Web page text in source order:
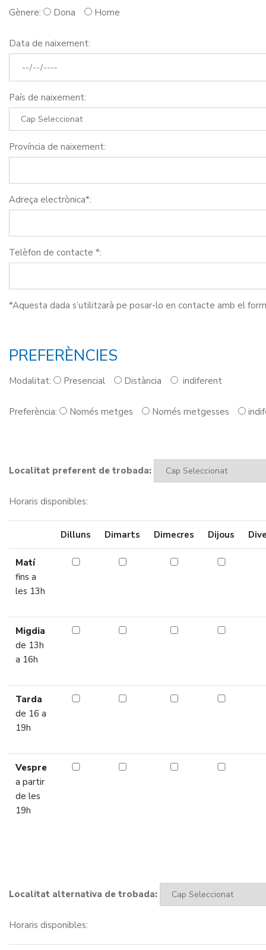
Gènere: Dona Home
Data de naixement:
País de naixement:
Província de naixement:
Adreça electrònica*:
Telèfon de contacte *:
*Aquesta dada s’utilitzarà pe posar-lo en contacte amb el
PREFERÈNCIES
Modalitat: Presencial Distància indiferent
Preferència: Només metges Només metgesses
Localitat preferent de trobada:
Horaris disponibles:
Dilluns Dimarts Dimecres Dijous
Matí
fins a
les 13h
Migdia
de 13h
a 16h
Tarda
de 16 a
19h
Vespre
a partir
de les
19h
Localitat alternativa de trobada:
Horaris disponibles: